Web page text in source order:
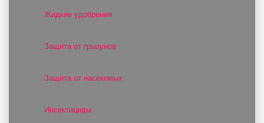
Жидкие удобрения
Защита от грызунов
Защита от насекомых
Инсектициды